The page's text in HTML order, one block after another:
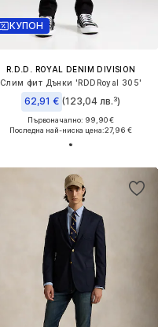
КУПОН
R.D.D. ROYAL DENIM DIVISION
Слим фит Дънки 'RDDRoyal 305'
62,91 € (123,04 лв.³)
Първоначално: 99,90 €
Последна най-ниска цена:27,96 €